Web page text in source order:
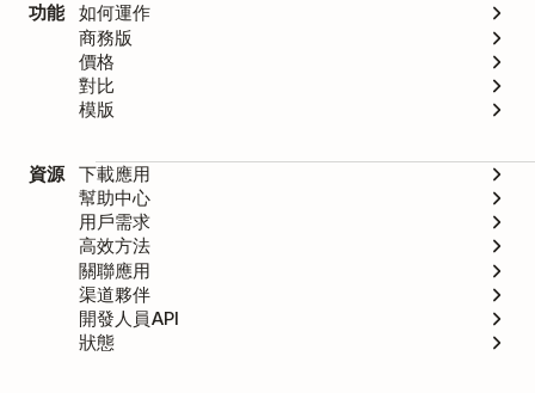
功能
如何運作
商務版
價格
對比
模版
資源
下載應用
幫助中心
用戶需求
高效方法
關聯應用
渠道夥伴
開發人員API
狀態